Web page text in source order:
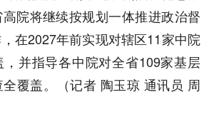
院将继续按规划一体推进政治督
在2027年前实现对辖区11家中院
并指导各中院对全省109家基层
覆盖。（记者 陶玉琼 通讯员 周